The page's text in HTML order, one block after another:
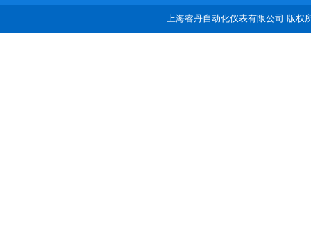
上海睿丹自动化仪表有限公司 版权